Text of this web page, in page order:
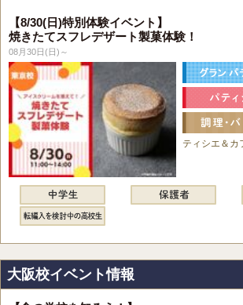
【8/30(日)特別体験イベント】
焼きたてスフレデザート製菓体験！
08月30日(日)～
ティシエ＆カ
大阪校イベント情報